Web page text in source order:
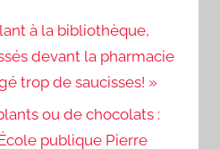
à la bibliothèque,
devant la pharmacie
trop de saucisses! »
ou de chocolats :
publique Pierre